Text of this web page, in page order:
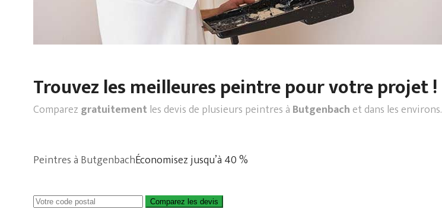
Trouvez les meilleures peintre pour votre projet !
Comparez gratuitementles devis de plusieurs peintres à Butgenbachet dans les environs.
Peintres à ButgenbachÉconomisez jusqu’à 40 %
Comparez les devis